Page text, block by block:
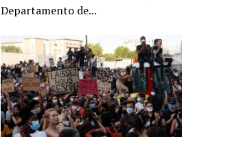
Departamento de...